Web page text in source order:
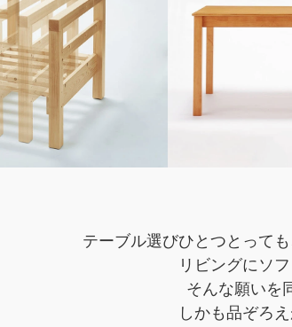
テーブル選びひとつとって
リビングにソ
そんな願いを
しかも品ぞろ